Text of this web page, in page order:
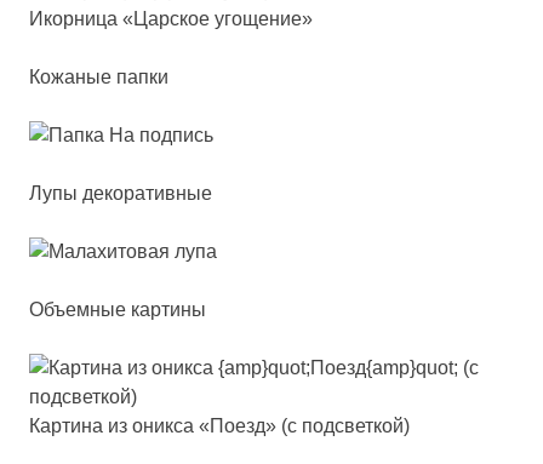
Икор­ни­ца «Цар­ское уго­ще­ние»
Кожаные папки
Лупы декоративные
Объемные картины
Кар­ти­на из оник­са «Поезд» (с под­свет­кой)